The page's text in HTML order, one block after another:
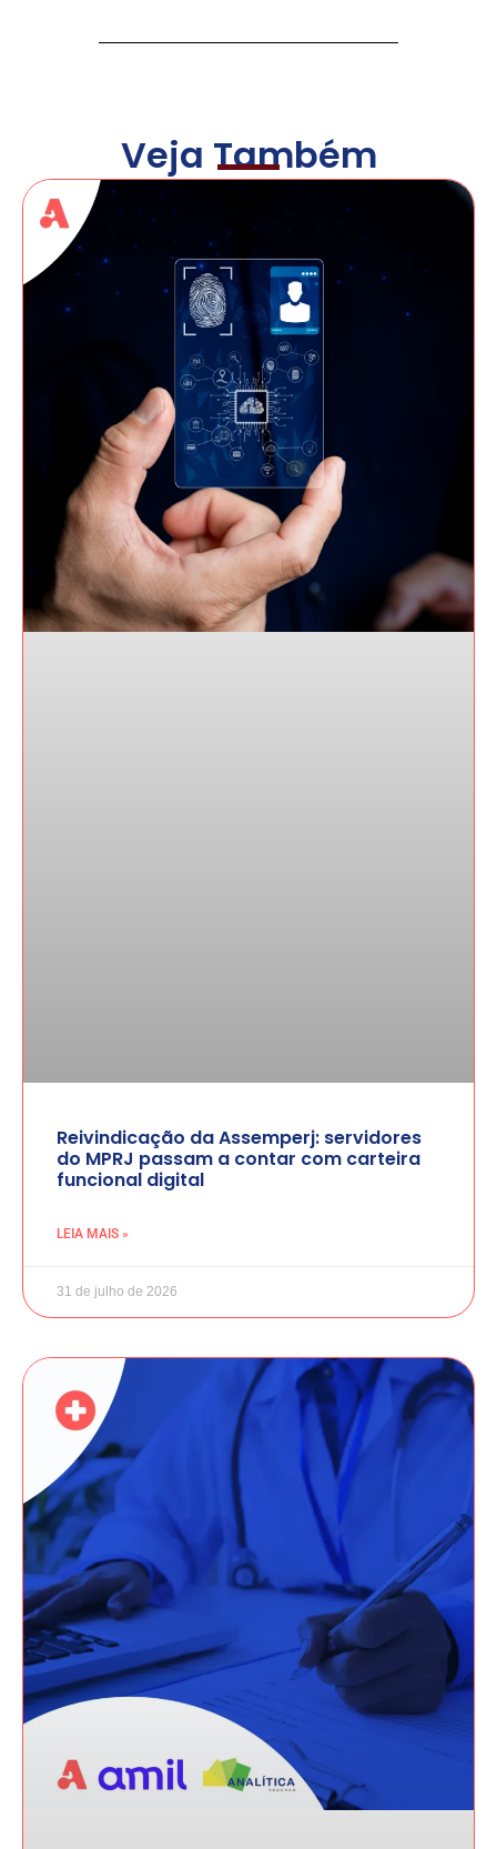
Veja Também
Reivindicação da Assemperj: servidores
do MPRJ passam a contar com carteira
funcional digital
LEIA MAIS »
31 de julho de 2026